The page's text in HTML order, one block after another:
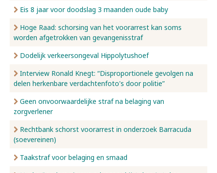
Eis 8 jaar voor doodslag 3 maanden oude baby
Hoge Raad: schorsing van het voorarrest kan soms
worden afgetrokken van gevangenisstraf
Dodelijk verkeersongeval Hippolytushoef
Interview Ronald Knegt: “Disproportionele gevolgen na
delen herkenbare verdachtenfoto's door politie”
Geen onvoorwaardelijke straf na belaging van
zorgverlener
Rechtbank schorst voorarrest in onderzoek Barracuda
(soevereinen)
Taakstraf voor belaging en smaad